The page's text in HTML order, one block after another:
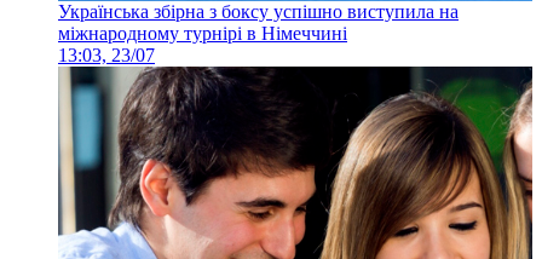
Українська збірна з боксу успішно виступила на
міжнародному турнірі в Німеччині
13:03, 23/07